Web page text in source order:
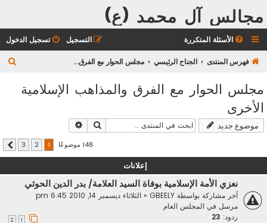
مجالس آل محمد (ع)
الأسئلة المتكررة تسجيل الدخول التسجيل
فهرس المنتدى الجناح الرئيسي مجلس الحوار مع الفرق والمذاهب الإسلامية الأخرى
ب
مجلس الحوار مع الفرق والمذاهب الإسلامية
الأخرى
موضوع جديد بحث
148 موضوعًا 2
3 التالي
إعلانات
نعزي الأمة الإسلامية بوفاة السيد العلامة/ بدر الدين الحوثي
آخر مشاركة بواسطة GBEELY
« الثلاثاء ديسمبر 14, 2010 6:45 pm
مرسل في المجلس العام
ردود: 23